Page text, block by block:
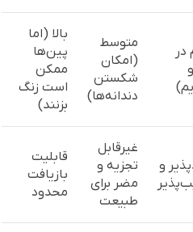
در
متوسط
(امکان
شکستن
دندانه‌ها)
بالا (اما
پین‌ها
ممکن
است زنگ
بزنند)
و
غیرقابل
تجزیه و
مضر برای
طبیعت
قابلیت
بازیافت
محدود